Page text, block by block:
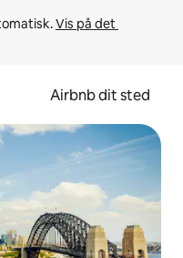
Vis på det
Airbnb dit sted